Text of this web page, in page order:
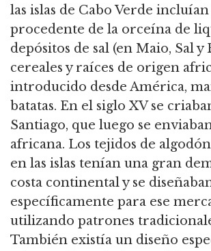
las islas de Cabo Verde
procedente de la orceína de
depósitos de sal (en Maio, Sal y
cereales y raíces de origen
introducido desde América,
batatas. En el siglo XV se
Santiago, que luego se
africana. Los tejidos de
en las islas tenían una gran
costa continental y se
específicamente para ese
utilizando patrones
También existía un diseño